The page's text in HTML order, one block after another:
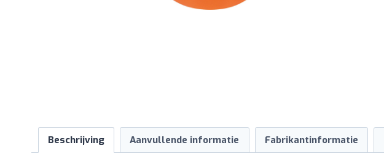
Beschrijving Aanvullende informatie Fabrikantinformatie